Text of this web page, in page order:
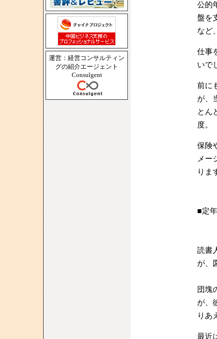
運営：経営コンサルティン
グの紹介エージェント
Consulgent
公的
盤を
など
仕事
いで
前に
が、
とん
度。
保険
メー
りま
■定
読書
が、
団塊
が、
りあ
最近